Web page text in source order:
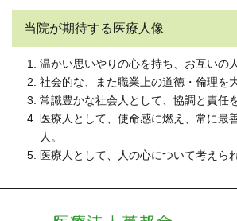
当院が期待する医療人像
温かい思いやりの心を持ち、お互いの
社会的な、また職業上の道徳・倫理を
常識豊かな社会人として、協調と責任
医療人として、使命感に燃え、常に最
人。
医療人として、人の心について考えら